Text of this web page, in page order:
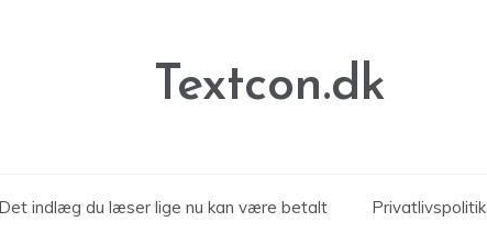
Textcon.dk
Det indlæg du læser lige nu kan være betalt Privatlivspolitik